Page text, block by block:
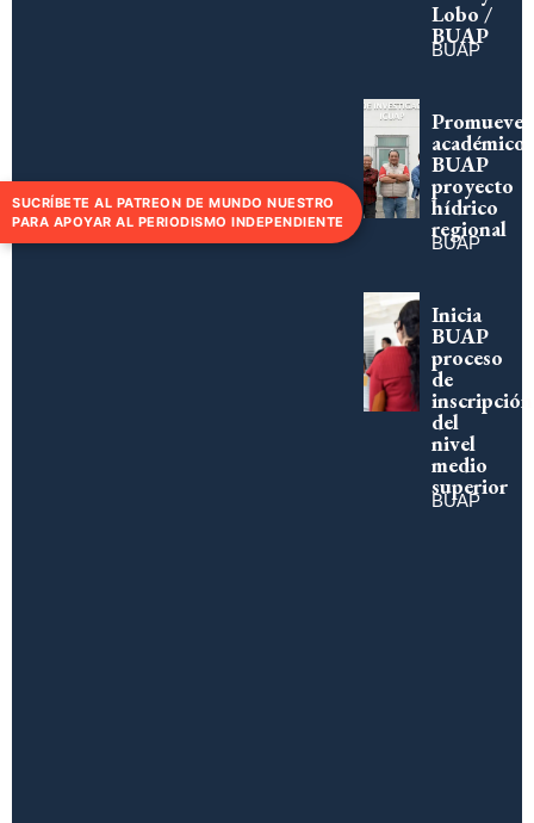
Lobo /
BUAP
BUAP
Promueve
académico
BUAP
proyecto
hídrico
regional
BUAP
Inicia
BUAP
proceso
de
inscripción
del
nivel
medio
superior
BUAP
SUCRÍBETE AL PATREON DE MUNDO NUESTRO
PARA APOYAR AL PERIODISMO INDEPENDIENTE